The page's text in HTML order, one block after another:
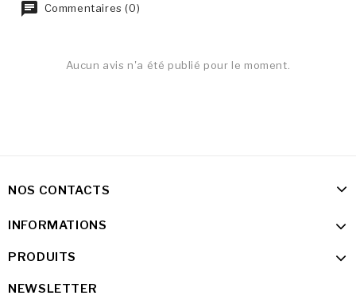
Commentaires (0)
Aucun avis n'a été publié pour le moment.
NOS CONTACTS
INFORMATIONS
PRODUITS
NEWSLETTER